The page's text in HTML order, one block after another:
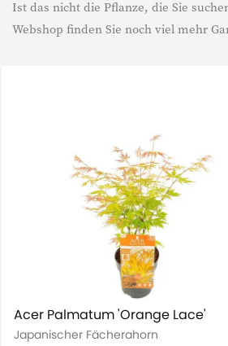
Ist das nicht die Pflanze, die Sie
Webshop finden Sie noch viel mehr
Acer Palmatum 'Orange Lace'
Japanischer Fächerahorn